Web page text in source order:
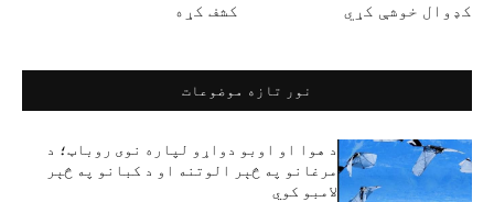
کشف کړه
کډوال خوشې کړي
نور تازه موضوعات
د هوا او اوبو دواړو لپاره نوی روباټ؛ د
مرغانو په څېر الوتنه او د کبانو په څېر
لامبو کوي